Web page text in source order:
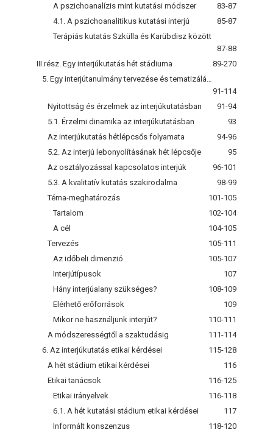
A pszichoanalízis mint kutatási módszer
83-87
4.1. A pszichoanalitikus kutatási interjú
85-87
Terápiás kutatás Szkülla és Karübdisz között
87-88
III.rész. Egy interjúkutatás hét stádiuma
89-270
91-114
Nyitottság és érzelmek az interjúkutatásban
91-94
5.1. Érzelmi dinamika az interjúkutatásban
93
Az interjúkutatás hétlépcsős folyamata
94-96
5.2. Az interjú lebonyolításának hét lépcsője
95
Az osztályozással kapcsolatos interjúk
96-101
5.3. A kvalitatív kutatás szakirodalma
98-99
Téma-meghatározás
101-105
Tartalom
102-104
A cél
104-105
Tervezés
105-111
Az időbeli dimenzió
105-107
Interjútípusok
107
Hány interjúalany szükséges?
108-109
Elérhető erőforrások
109
Mikor ne használjunk interjút?
110-111
A módszerességtől a szaktudásig
111-114
6. Az interjúkutatás etikai kérdései
115-128
A hét stádium etikai kérdései
116
Etikai tanácsok
116-125
Etikai irányelvek
116-118
6.1. A hét kutatási stádium etikai kérdései
117
Informált konszenzus
118-120